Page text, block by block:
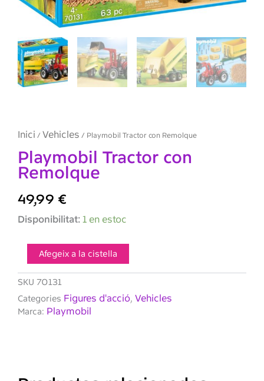
Inici / Vehicles / Playmobil Tractor con Remolque
Playmobil Tractor con
Remolque
49,99 €
Disponibilitat: 1 en estoc
quantitat
Tractor
con
Remolque
Afegeix a la cistella
SKU 70131
Categories Figures d'acció, Vehicles
Marca: Playmobil